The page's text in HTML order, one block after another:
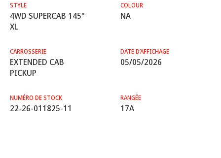
STYLE
4WD SUPERCAB 145"
XL
COLOUR
NA
CARROSSERIE
EXTENDED CAB
PICKUP
DATE D’AFFICHAGE
05/05/2026
NUMÉRO DE STOCK
22-26-011825-11
RANGÉE
17A